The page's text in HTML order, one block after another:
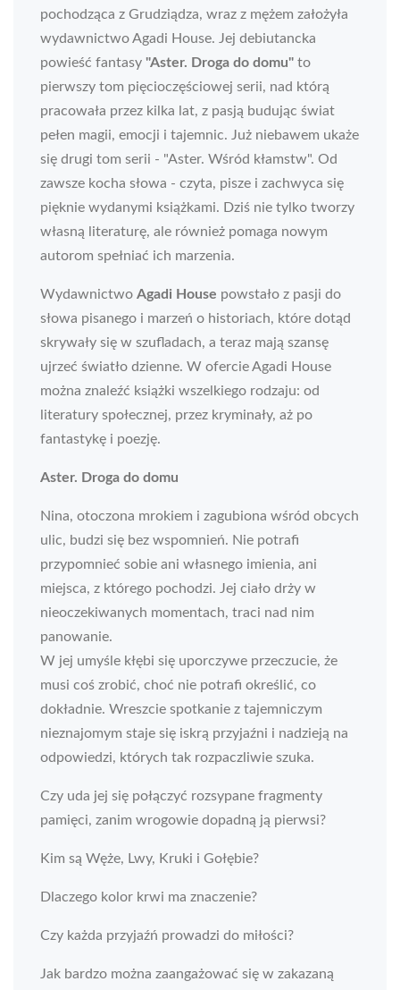
pochodząca z Grudziądza, wraz z mężem założyła
wydawnictwo Agadi House. Jej debiutancka
powieść fantasy "Aster. Droga do domu" to
pierwszy tom pięcioczęściowej serii, nad którą
pracowała przez kilka lat, z pasją budując świat
pełen magii, emocji i tajemnic. Już niebawem ukaże
się drugi tom serii - "Aster. Wśród kłamstw". Od
zawsze kocha słowa - czyta, pisze i zachwyca się
pięknie wydanymi książkami. Dziś nie tylko tworzy
własną literaturę, ale również pomaga nowym
autorom spełniać ich marzenia.
Wydawnictwo Agadi House powstało z pasji do
słowa pisanego i marzeń o historiach, które dotąd
skrywały się w szufladach, a teraz mają szansę
ujrzeć światło dzienne. W ofercie Agadi House
można znaleźć książki wszelkiego rodzaju: od
literatury społecznej, przez kryminały, aż po
fantastykę i poezję.
Aster. Droga do domu
Nina, otoczona mrokiem i zagubiona wśród obcych
ulic, budzi się bez wspomnień. Nie potrafi
przypomnieć sobie ani własnego imienia, ani
miejsca, z którego pochodzi. Jej ciało drży w
nieoczekiwanych momentach, traci nad nim
panowanie.
W jej umyśle kłębi się uporczywe przeczucie, że
musi coś zrobić, choć nie potrafi określić, co
dokładnie. Wreszcie spotkanie z tajemniczym
nieznajomym staje się iskrą przyjaźni i nadzieją na
odpowiedzi, których tak rozpaczliwie szuka.
Czy uda jej się połączyć rozsypane fragmenty
pamięci, zanim wrogowie dopadną ją pierwsi?
Kim są Węże, Lwy, Kruki i Gołębie?
Dlaczego kolor krwi ma znaczenie?
Czy każda przyjaźń prowadzi do miłości?
Jak bardzo można zaangażować się w zakazaną